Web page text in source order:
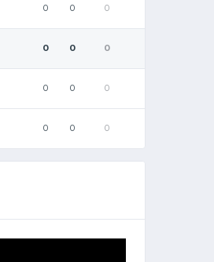
0 0 0
0 0 0
0 0 0
0 0 0